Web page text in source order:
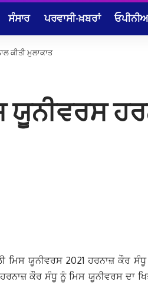
ਸੰਸਾਰ ਪਰਵਾਸੀ-ਖ਼ਬਰਾਂ
ਕੀਤੀ ਮੁਲਾਕਾਤ
ਯੂਨੀਵਰਸ
ਮਿਸ ਯੂਨੀਵਰਸ 2021 ਹਰਨਾਜ਼ ਕੌਰ
ਕੌਰ ਸੰਧੂ ਨੂੰ ਮਿਸ ਯੂਨੀਵਰਸ ਦਾ